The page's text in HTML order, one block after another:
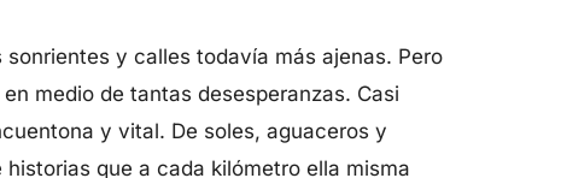
y calles todavía más ajenas. Pero
medio de tantas desesperanzas. Casi
y vital. De soles, aguaceros y
que a cada kilómetro ella misma